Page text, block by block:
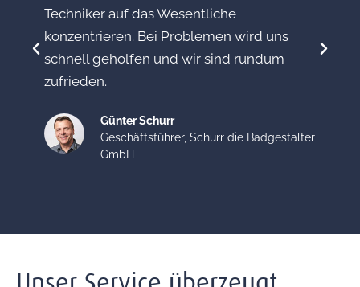
Techniker auf das Wesentliche
konzentrieren. Bei Problemen wird uns
schnell geholfen und wir sind rundum
zufrieden.
Günter Schurr
Geschäftsführer, Schurr die Badgestalter
GmbH